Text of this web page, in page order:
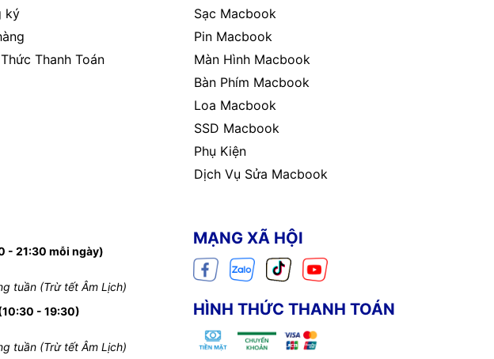
ký
Thanh Toán
Sạc Macbook
Pin Macbook
Màn Hình Macbook
Bàn Phím Macbook
Loa Macbook
SSD Macbook
Phụ Kiện
Dịch Vụ Sửa Macbook
- 21:30 mỗi ngày)
tuần (Trừ tết Âm Lịch)
- 19:30)
tuần (Trừ tết Âm Lịch)
MẠNG XÃ HỘI
HÌNH THỨC THANH TOÁN